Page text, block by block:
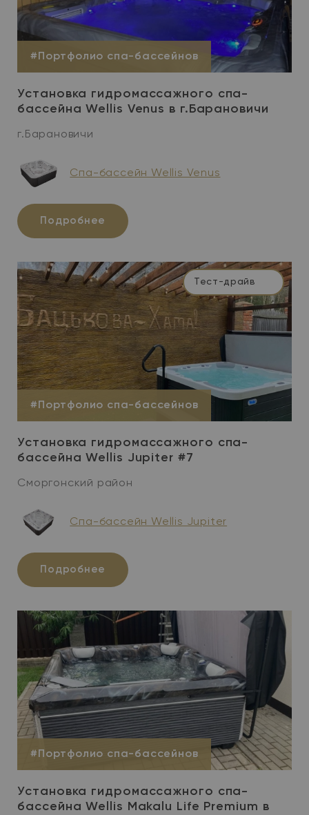
#Портфолио спа-бассейнов
Установка гидромассажного спа-
бассейна Wellis Venus в г.Барановичи
г.Барановичи
Cпа-бассейн Wellis Venus
Подробнее
#Портфолио спа-бассейнов
Тест-драйв
Установка гидромассажного спа-
бассейна Wellis Jupiter #7
Сморгонский район
Спа-бассейн Wellis Jupiter
Подробнее
#Портфолио спа-бассейнов
Установка гидромассажного спа-
бассейна Wellis Makalu Life Premium в